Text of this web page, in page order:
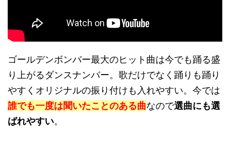
ゴールデンボンバー最大のヒット曲は今でも踊る盛
り上がるダンスナンバー。歌だけでなく踊りも踊り
やすくオリジナルの振り付けも入れやすい。今では
誰でも一度は聞いたことのある曲なので選曲にも選
ばれやすい。